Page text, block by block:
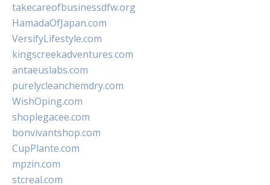
takecareofbusinessdfw.org
HamadaOfJapan.com
VersifyLifestyle.com
kingscreekadventures.com
antaeuslabs.com
purelycleanchemdry.com
WishOping.com
shoplegacee.com
bonvivantshop.com
CupPlante.com
mpzin.com
stcreal.com